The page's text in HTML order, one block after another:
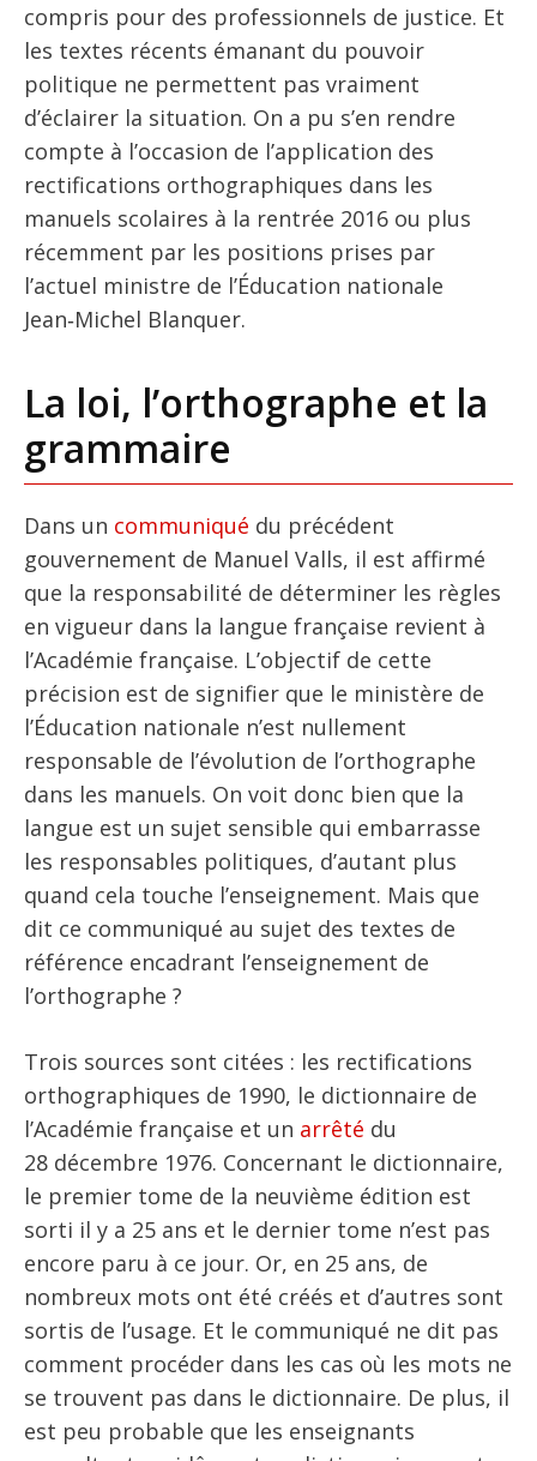
compris pour des professionnels de justice. Et
les textes récents émanant du pouvoir
politique ne permettent pas vraiment
d’éclairer la situation. On a pu s’en rendre
compte à l’occasion de l’application des
rectifications orthographiques dans les
manuels scolaires à la rentrée 2016 ou plus
récemment par les positions prises par
l’actuel ministre de l’Éducation nationale
Jean‑Michel Blanquer.
La loi, l’orthographe et la
grammaire
Dans un communiqué du précédent
gouvernement de Manuel Valls, il est affirmé
que la responsabilité de déterminer les règles
en vigueur dans la langue française revient à
l’Académie française. L’objectif de cette
précision est de signifier que le ministère de
l’Éducation nationale n’est nullement
responsable de l’évolution de l’orthographe
dans les manuels. On voit donc bien que la
langue est un sujet sensible qui embarrasse
les responsables politiques, d’autant plus
quand cela touche l’enseignement. Mais que
dit ce communiqué au sujet des textes de
référence encadrant l’enseignement de
l’orthographe ?
Trois sources sont citées : les rectifications
orthographiques de 1990, le dictionnaire de
l’Académie française et un arrêté du
28 décembre 1976. Concernant le dictionnaire,
le premier tome de la neuvième édition est
sorti il y a 25 ans et le dernier tome n’est pas
encore paru à ce jour. Or, en 25 ans, de
nombreux mots ont été créés et d’autres sont
sortis de l’usage. Et le communiqué ne dit pas
comment procéder dans les cas où les mots ne
se trouvent pas dans le dictionnaire. De plus, il
est peu probable que les enseignants